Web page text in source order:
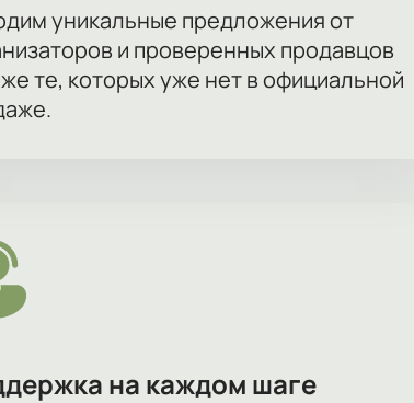
«Когда я боюсь?» онлайн?
на нашем сайте через интерактивную схему
позиций. Оплатить билет можно онлайн,
вариант
начала, продолжительность спектакля и другие
уникальные предложения от
и проверенных продавцов
те, которых уже нет в официальной
на каждом шаге